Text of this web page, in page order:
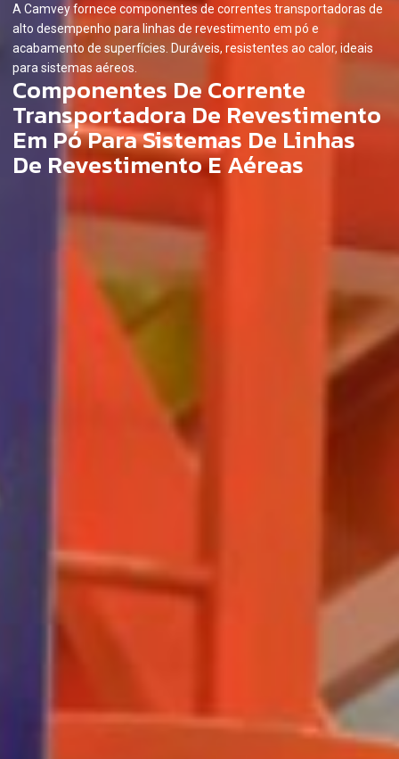
A Camvey fornece componentes de correntes transportadoras de
alto desempenho para linhas de revestimento em pó e
acabamento de superfícies. Duráveis, resistentes ao calor, ideais
para sistemas aéreos.
Componentes De Corrente
Transportadora De Revestimento
Em Pó Para Sistemas De Linhas
De Revestimento E Aéreas